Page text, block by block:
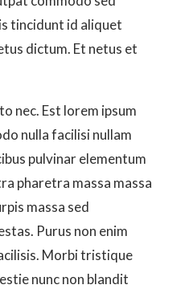
tincidunt id aliquet
dictum. Et netus et
nec. Est lorem ipsum
nulla facilisi nullam
pulvinar elementum
pharetra massa massa
massa sed
Purus non enim
Morbi tristique
nunc non blandit